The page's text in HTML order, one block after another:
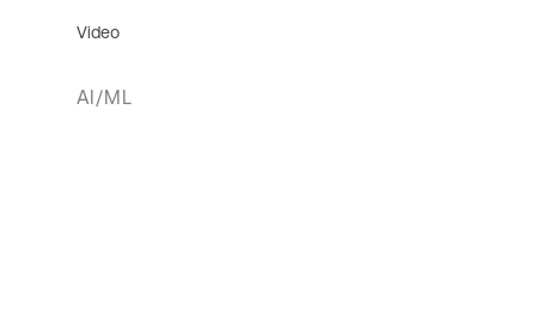
Video
AI/ML